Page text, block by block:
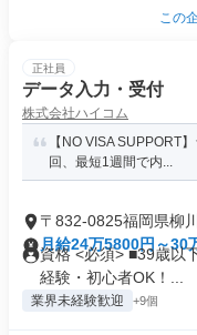
この
正社員
データ入力・受付
株式会社ハイコム
【NO VISA
回、最短1週間で内...
〒832-0825福岡県柳
月給24万5800円～30
資格 <必須> ■39歳以
経験・初心者OK！...
業界未経験歓迎 +9個